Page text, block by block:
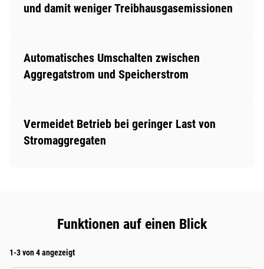
und damit weniger Treibhausgasemissionen
Automatisches Umschalten zwischen
Aggregatstrom und Speicherstrom
Vermeidet Betrieb bei geringer Last von
Stromaggregaten
Funktionen auf einen Blick
1-3 von 4 angezeigt